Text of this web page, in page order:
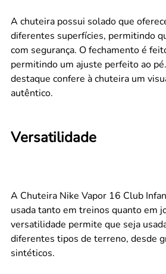
A chuteira possui solado que
diferentes superfícies, permitindo
com segurança. O fechamento é
permitindo um ajuste perfeito ao
destaque confere à chuteira um
autêntico.
Versatilidade
A Chuteira Nike Vapor 16 Club
usada tanto em treinos quanto em
versatilidade permite que seja
diferentes tipos de terreno, desde
sintéticos.